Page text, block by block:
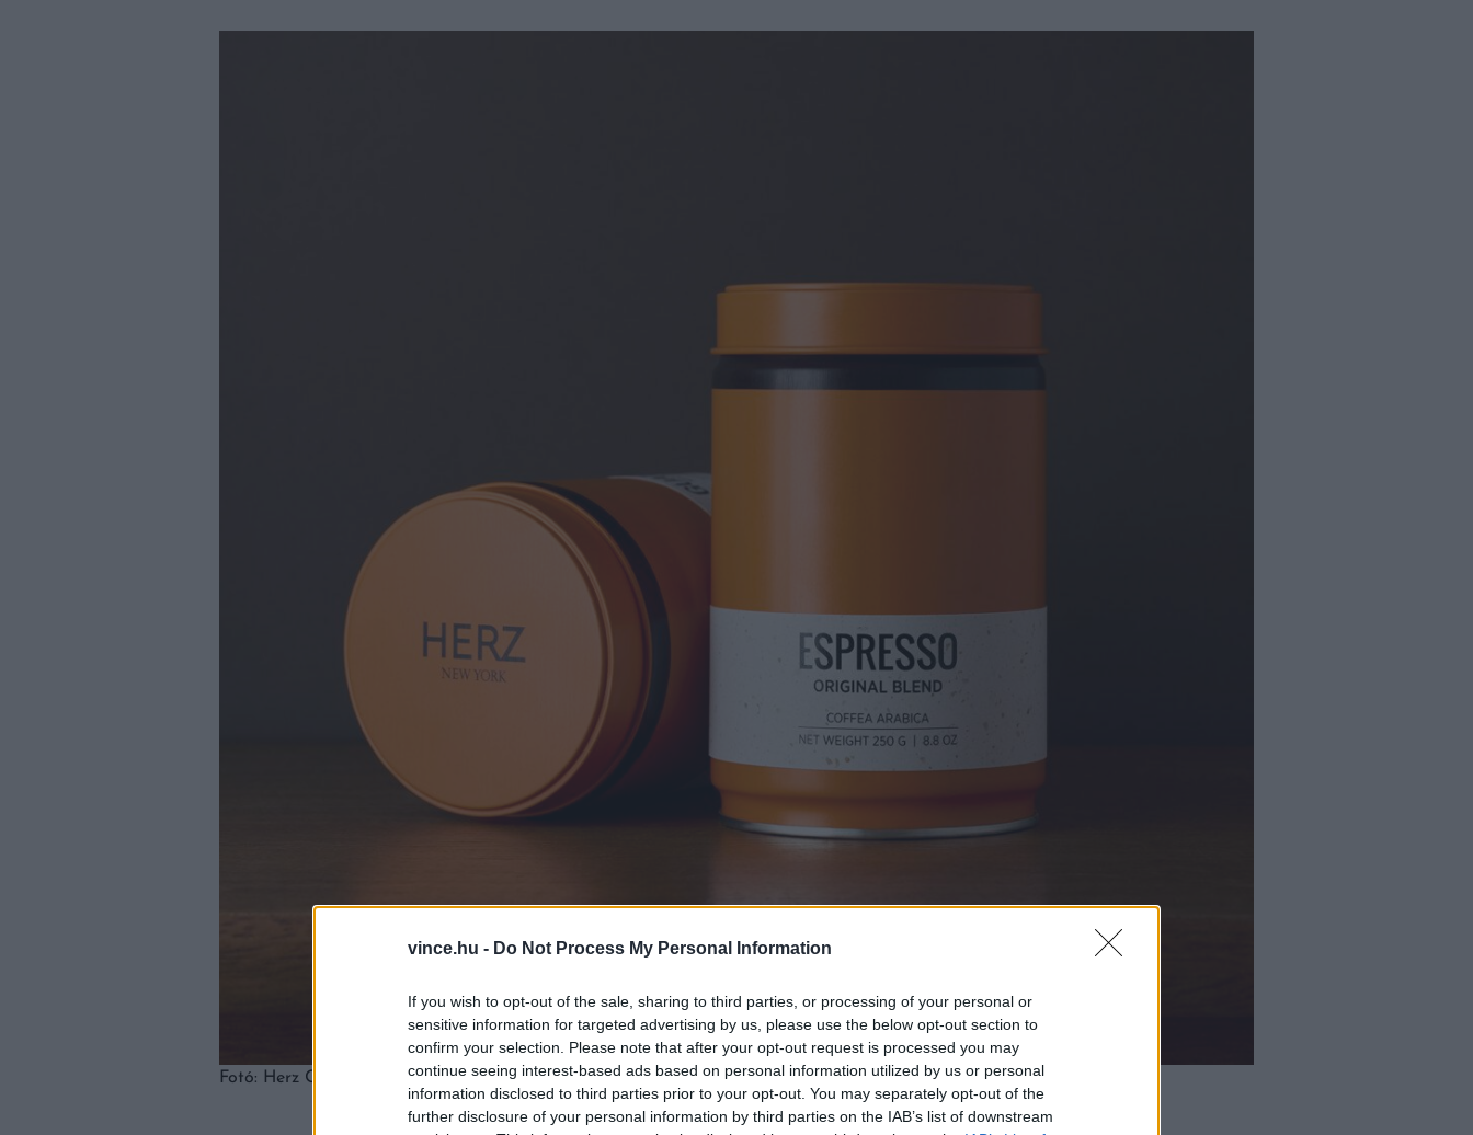
vince.hu - Do Not Process My Personal Information
If you wish to opt-out of the sale, sharing to third parties, or processing of your personal or
sensitive information for targeted advertising by us, please use the below opt-out section to
confirm your selection. Please note that after your opt-out request is processed you may
continue seeing interest-based ads based on personal information utilized by us or personal
information disclosed to third parties prior to your opt-out. You may separately opt-out of the
further disclosure of your personal information by third parties on the IAB’s list of downstream
Fotó: Herz Coffee